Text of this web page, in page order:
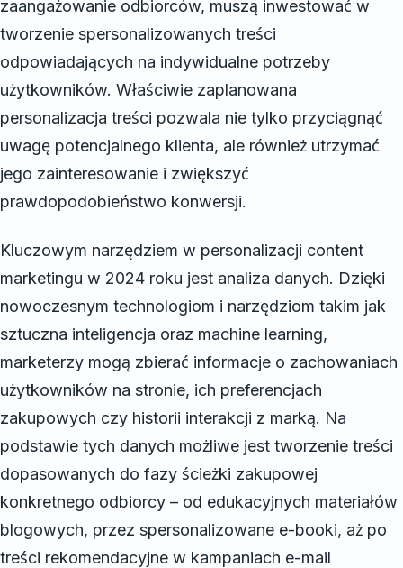
zaangażowanie odbiorców, muszą inwestować w
tworzenie spersonalizowanych treści
odpowiadających na indywidualne potrzeby
użytkowników. Właściwie zaplanowana
personalizacja treści pozwala nie tylko przyciągnąć
uwagę potencjalnego klienta, ale również utrzymać
jego zainteresowanie i zwiększyć
prawdopodobieństwo konwersji.
Kluczowym narzędziem w personalizacji content
marketingu w 2024 roku jest analiza danych. Dzięki
nowoczesnym technologiom i narzędziom takim jak
sztuczna inteligencja oraz machine learning,
marketerzy mogą zbierać informacje o zachowaniach
użytkowników na stronie, ich preferencjach
zakupowych czy historii interakcji z marką. Na
podstawie tych danych możliwe jest tworzenie treści
dopasowanych do fazy ścieżki zakupowej
konkretnego odbiorcy – od edukacyjnych materiałów
blogowych, przez spersonalizowane e-booki, aż po
treści rekomendacyjne w kampaniach e-mail